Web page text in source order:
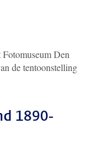
Den
de tentoonstelling
1890-